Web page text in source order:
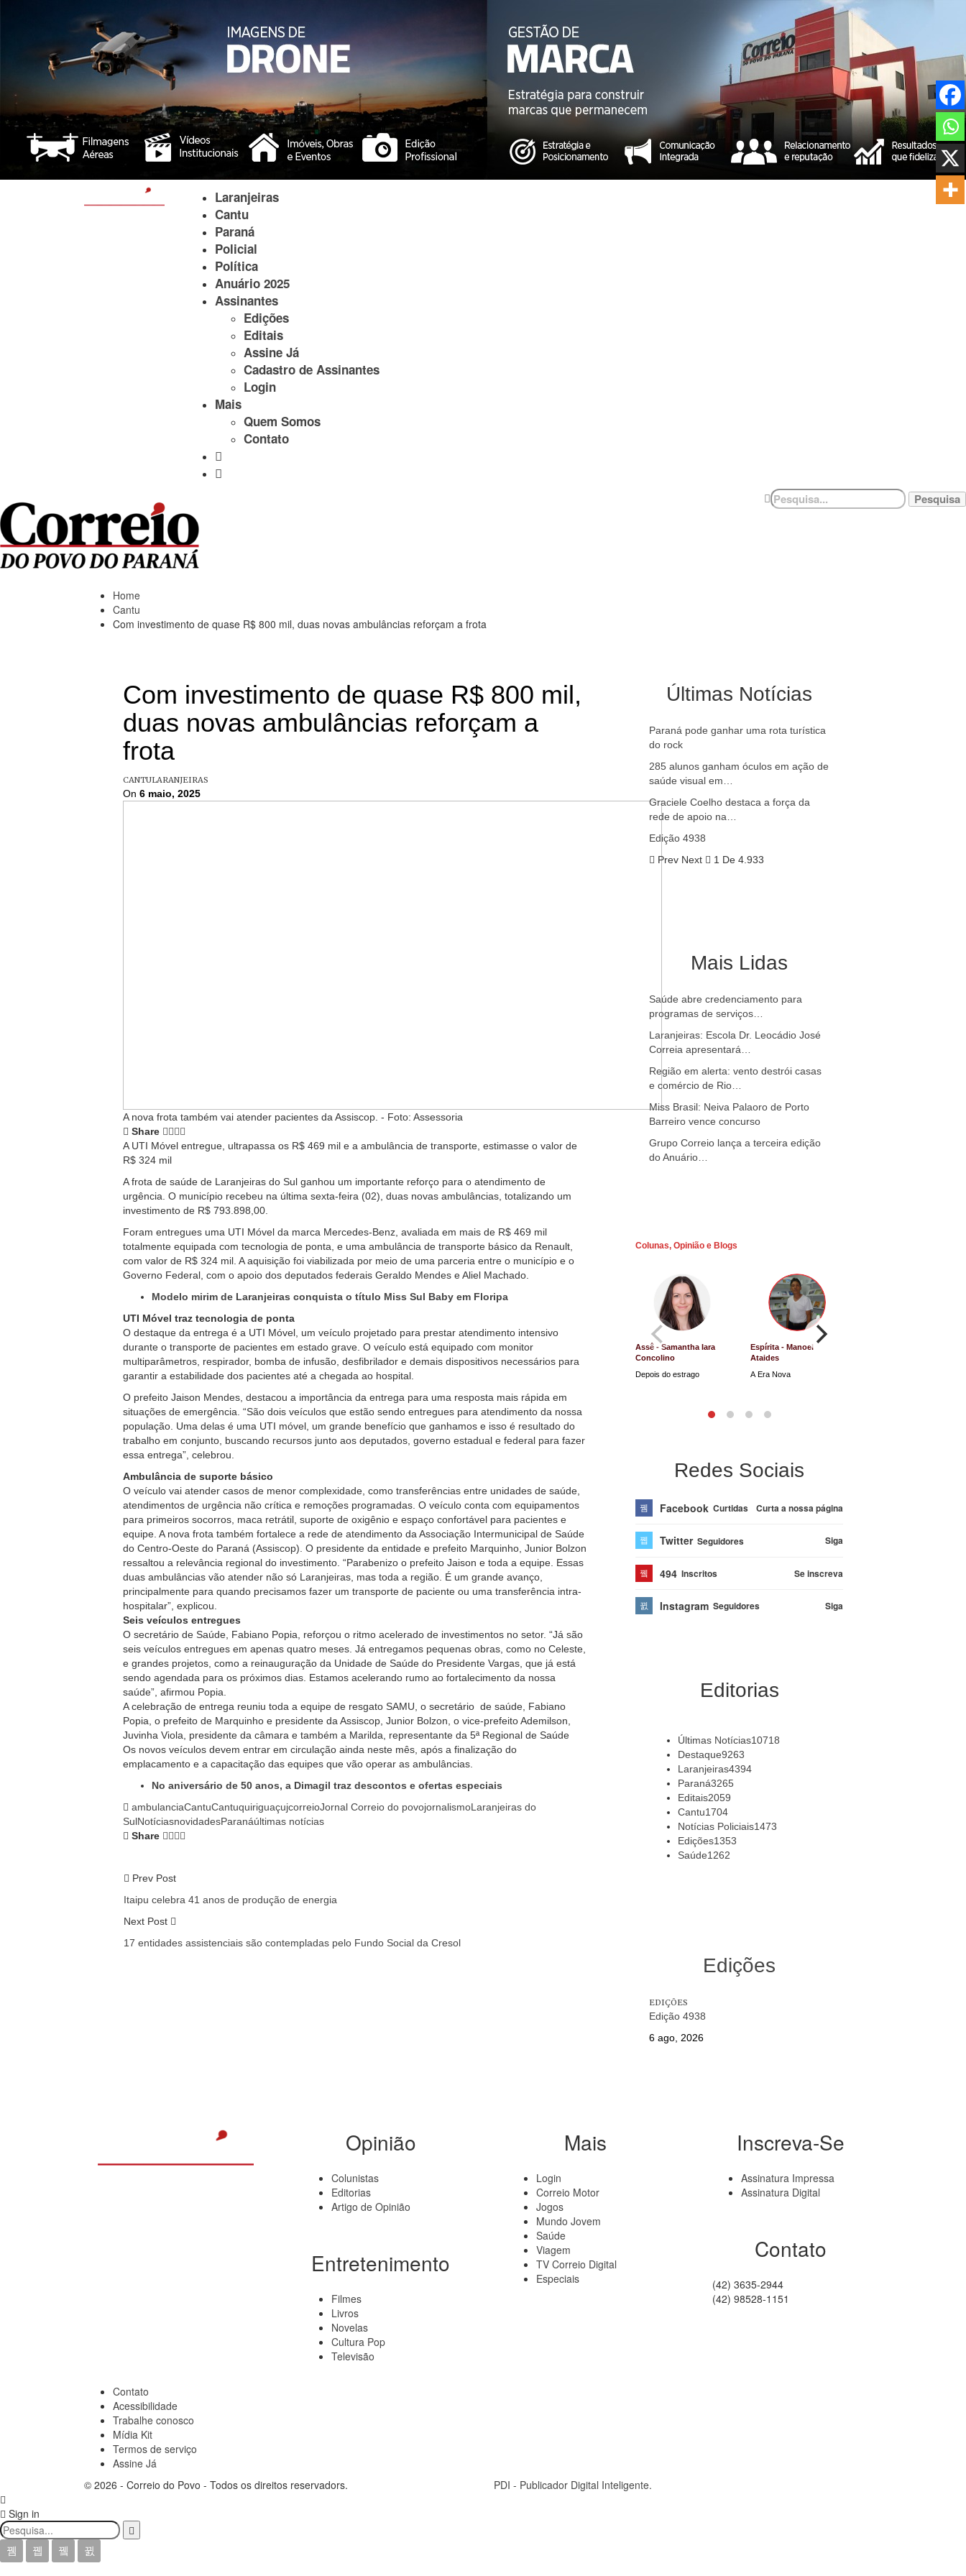
Laranjeiras
Cantu
Paraná
Policial
Política
Anuário 2025
Assinantes
Edições
Editais
Assine Já
Cadastro de Assinantes
Login
Mais
Quem Somos
Contato
Home
Cantu
Com investimento de quase R$ 800 mil, duas novas ambulâncias reforçam a frota
Com investimento de quase R$ 800 mil,
duas novas ambulâncias reforçam a
frota
CANTULARANJEIRAS
On 6 maio, 2025
A nova frota também vai atender pacientes da Assiscop. - Foto: Assessoria
Share
A UTI Móvel entregue, ultrapassa os R$ 469 mil e a ambulância de transporte, estimasse o valor de
R$ 324 mil
A frota de saúde de Laranjeiras do Sul ganhou um importante reforço para o atendimento de
urgência. O município recebeu na última sexta-feira (02), duas novas ambulâncias, totalizando um
investimento de R$ 793.898,00.
Foram entregues uma UTI Móvel da marca Mercedes-Benz, avaliada em mais de R$ 469 mil
totalmente equipada com tecnologia de ponta, e uma ambulância de transporte básico da Renault,
com valor de R$ 324 mil. A aquisição foi viabilizada por meio de uma parceria entre o município e o
Governo Federal, com o apoio dos deputados federais Geraldo Mendes e Aliel Machado.
Modelo mirim de Laranjeiras conquista o título Miss Sul Baby em Floripa
UTI Móvel traz tecnologia de ponta
O destaque da entrega é a UTI Móvel, um veículo projetado para prestar atendimento intensivo
durante o transporte de pacientes em estado grave. O veículo está equipado com monitor
multiparâmetros, respirador, bomba de infusão, desfibrilador e demais dispositivos necessários para
garantir a estabilidade dos pacientes até a chegada ao hospital.
O prefeito Jaison Mendes, destacou a importância da entrega para uma resposta mais rápida em
situações de emergência. “São dois veículos que estão sendo entregues para atendimento da nossa
população. Uma delas é uma UTI móvel, um grande benefício que ganhamos e isso é resultado do
trabalho em conjunto, buscando recursos junto aos deputados, governo estadual e federal para fazer
essa entrega”, celebrou.
Ambulância de suporte básico
O veículo vai atender casos de menor complexidade, como transferências entre unidades de saúde,
atendimentos de urgência não crítica e remoções programadas. O veículo conta com equipamentos
para primeiros socorros, maca retrátil, suporte de oxigênio e espaço confortável para pacientes e
equipe. A nova frota também fortalece a rede de atendimento da Associação Intermunicipal de Saúde
do Centro-Oeste do Paraná (Assiscop). O presidente da entidade e prefeito Marquinho, Junior Bolzon
ressaltou a relevância regional do investimento. “Parabenizo o prefeito Jaison e toda a equipe. Essas
duas ambulâncias vão atender não só Laranjeiras, mas toda a região. É um grande avanço,
principalmente para quando precisamos fazer um transporte de paciente ou uma transferência intra-
hospitalar”, explicou.
Seis veículos entregues
O secretário de Saúde, Fabiano Popia, reforçou o ritmo acelerado de investimentos no setor. “Já são
seis veículos entregues em apenas quatro meses. Já entregamos pequenas obras, como no Celeste,
e grandes projetos, como a reinauguração da Unidade de Saúde do Presidente Vargas, que já está
sendo agendada para os próximos dias. Estamos acelerando rumo ao fortalecimento da nossa
saúde”, afirmou Popia.
A celebração de entrega reuniu toda a equipe de resgato SAMU, o secretário de saúde, Fabiano
Popia, o prefeito de Marquinho e presidente da Assiscop, Junior Bolzon, o vice-prefeito Ademilson,
Juvinha Viola, presidente da câmara e também a Marilda, representante da 5ª Regional de Saúde
Os novos veículos devem entrar em circulação ainda neste mês, após a finalização do
emplacamento e a capacitação das equipes que vão operar as ambulâncias.
No aniversário de 50 anos, a Dimagil traz descontos e ofertas especiais
ambulanciaCantuCantuquiriguaçujcorreioJornal Correio do povojornalismoLaranjeiras do
SulNotíciasnovidadesParanáúltimas notícias
Share
Prev Post
Itaipu celebra 41 anos de produção de energia
Next Post
17 entidades assistenciais são contempladas pelo Fundo Social da Cresol
Últimas Notícias
Paraná pode ganhar uma rota turística
do rock
285 alunos ganham óculos em ação de
saúde visual em…
Graciele Coelho destaca a força da
rede de apoio na…
Edição 4938
Prev Next 1 De 4.933
Mais Lidas
Saúde abre credenciamento para
programas de serviços…
Laranjeiras: Escola Dr. Leocádio José
Correia apresentará…
Região em alerta: vento destrói casas
e comércio de Rio…
Miss Brasil: Neiva Palaoro de Porto
Barreiro vence concurso
Grupo Correio lança a terceira edição
do Anuário…
Colunas, Opinião e Blogs
Assê - Samantha Iara
Concolino
Depois do estrago
Espírita - Manoel
Ataides
A Era Nova
Redes Sociais
Facebook Curtidas Curta a nossa página
Twitter Seguidores Siga
494 Inscritos Se inscreva
Instagram Seguidores Siga
Editorias
Últimas Notícias10718
Destaque9263
Laranjeiras4394
Paraná3265
Editais2059
Cantu1704
Notícias Policiais1473
Edições1353
Saúde1262
Edições
EDIÇÕES
Edição 4938
6 ago, 2026
Opinião
Colunistas
Editorias
Artigo de Opinião
Entretenimento
Filmes
Livros
Novelas
Cultura Pop
Televisão
Mais
Login
Correio Motor
Jogos
Mundo Jovem
Saúde
Viagem
TV Correio Digital
Especiais
Inscreva-Se
Assinatura Impressa
Assinatura Digital
Contato
(42) 3635-2944
(42) 98528-1151
Contato
Acessibilidade
Trabalhe conosco
Mídia Kit
Termos de serviço
Assine Já
© 2026 - Correio do Povo - Todos os direitos reservadors.
PDI - Publicador Digital Inteligente.
Sign in